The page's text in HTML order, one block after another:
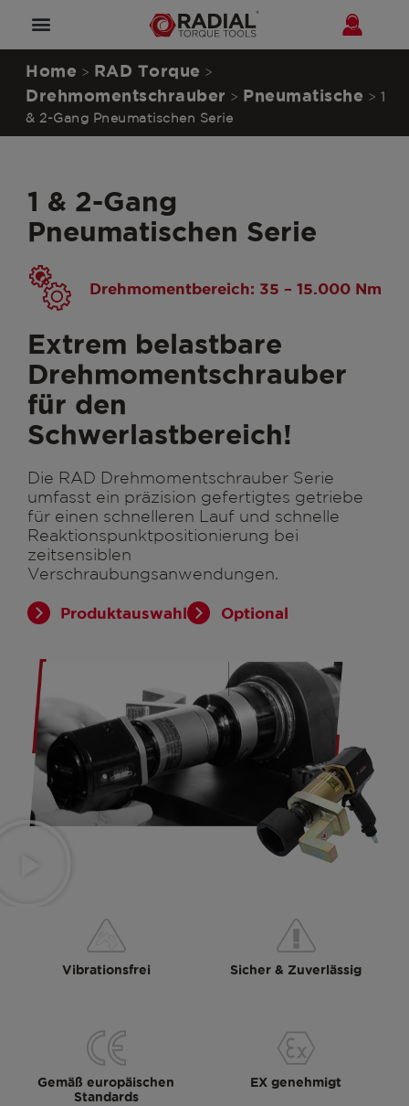
Home > RAD Torque >
Drehmomentschrauber > Pneumatische > 1
& 2-Gang Pneumatischen Serie
1 & 2-Gang
Pneumatischen Serie
Drehmomentbereich: 35 – 15.000 Nm
Extrem belastbare
Drehmomentschrauber
für den
Schwerlastbereich!
Die RAD Drehmomentschrauber Serie
umfasst ein präzision gefertigtes getriebe
für einen schnelleren Lauf und schnelle
Reaktionspunktpositionierung bei
zeitsensiblen
Verschraubungsanwendungen.
Produktauswahl Optional
Vibrationsfrei Sicher & Zuverlässig
Gemäß europäischen
Standards
EX genehmigt